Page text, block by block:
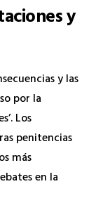
y
y las
por la
Los
penitencias
más
en la